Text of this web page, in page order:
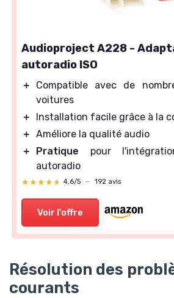
Audioproject A228 -
autoradio ISO
＋
Compatible avec de
voitures
＋
Installation facile grâce à la
＋ Améliore la qualité audio
＋
Pratique pour
autoradio
★★★★★
★★★★★ 4,6/5 — 192 avis
Voir l'offre
Résolution des
courants